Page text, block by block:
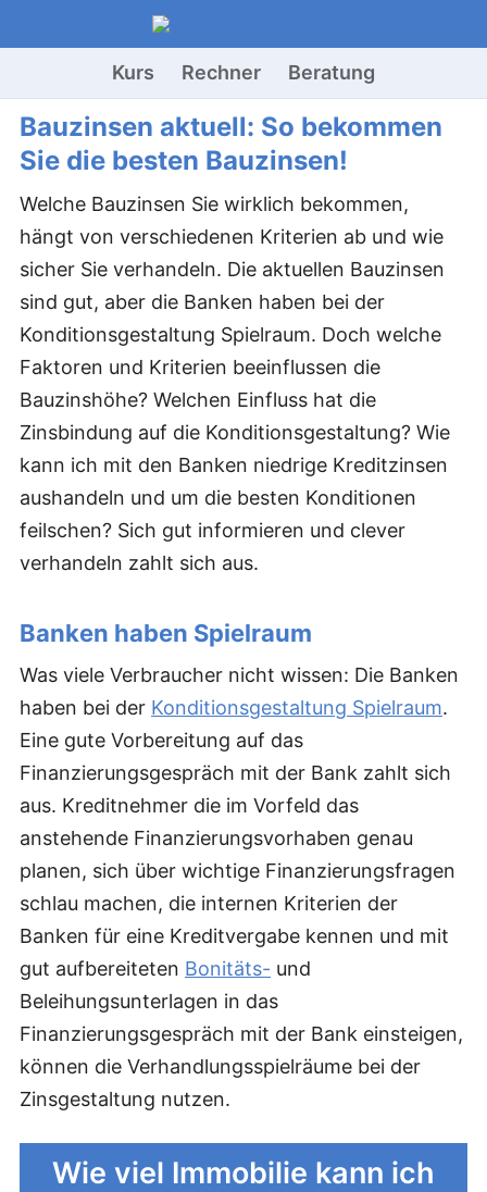
Kurs Rechner Beratung
Bauzinsen aktuell: So bekommen
Sie die besten Bauzinsen!
Welche Bauzinsen Sie wirklich bekommen,
hängt von verschiedenen Kriterien ab und wie
sicher Sie verhandeln. Die aktuellen Bauzinsen
sind gut, aber die Banken haben bei der
Konditionsgestaltung Spielraum. Doch welche
Faktoren und Kriterien beeinflussen die
Bauzinshöhe? Welchen Einfluss hat die
Zinsbindung auf die Konditionsgestaltung? Wie
kann ich mit den Banken niedrige Kreditzinsen
aushandeln und um die besten Konditionen
feilschen? Sich gut informieren und clever
verhandeln zahlt sich aus.
Banken haben Spielraum
Was viele Verbraucher nicht wissen: Die Banken
haben bei der Konditionsgestaltung Spielraum.
Eine gute Vorbereitung auf das
Finanzierungsgespräch mit der Bank zahlt sich
aus. Kreditnehmer die im Vorfeld das
anstehende Finanzierungsvorhaben genau
planen, sich über wichtige Finanzierungsfragen
schlau machen, die internen Kriterien der
Banken für eine Kreditvergabe kennen und mit
gut aufbereiteten Bonitäts- und
Beleihungsunterlagen in das
Finanzierungsgespräch mit der Bank einsteigen,
können die Verhandlungsspielräume bei der
Zinsgestaltung nutzen.
Wie viel Immobilie kann ich